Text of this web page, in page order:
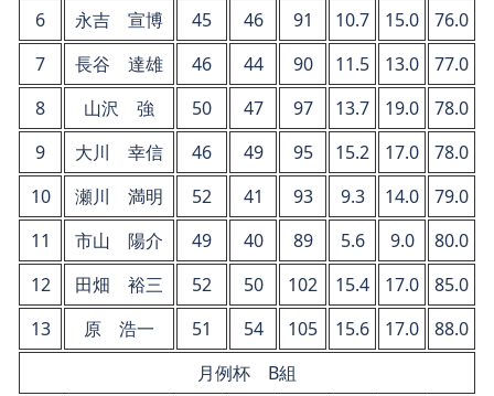
6
永吉 宣博 45 46 91 10.7 15.0
76.0
7
長谷 達雄 46 44 90 11.5 13.0
77.0
8
山沢 強 50 47 97 13.7 19.0
78.0
9
大川 幸信 46 49 95 15.2 17.0
78.0
10
瀬川 満明 52 41 93 9.3 14.0
79.0
11
市山 陽介 49 40 89 5.6 9.0
80.0
12
田畑 裕三 52 50 102 15.4 17.0
85.0
13
原 浩一 51 54 105 15.6 17.0
88.0
月例杯 B組